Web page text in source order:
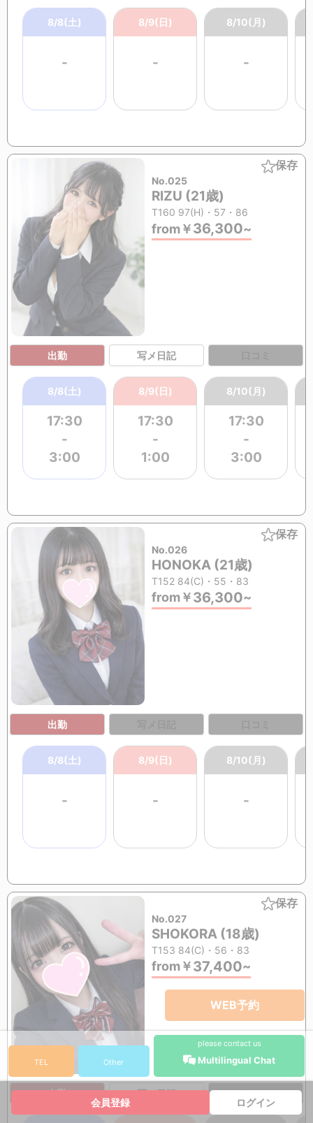
8/8(土)
-
8/9(日)
-
8/10(月)
-
保存
No.025
RIZU (21歳)
T160 97(H)・57・86
from￥36,300~
出勤 写メ日記
8/8(土)
17:30
-
3:00
8/9(日)
17:30
-
1:00
8/10(月)
17:30
-
3:00
保存
No.026
HONOKA (21歳)
T152 84(C)・55・83
from￥36,300~
出勤
8/8(土)
-
8/9(日)
-
8/10(月)
-
保存
No.027
SHOKORA (18歳)
T153 84(C)・56・83
from￥37,400~
出勤 写メ日記 口コミ
WEB予約
TEL Other
please contact us
Multilingual Chat
会員登録 ログイン